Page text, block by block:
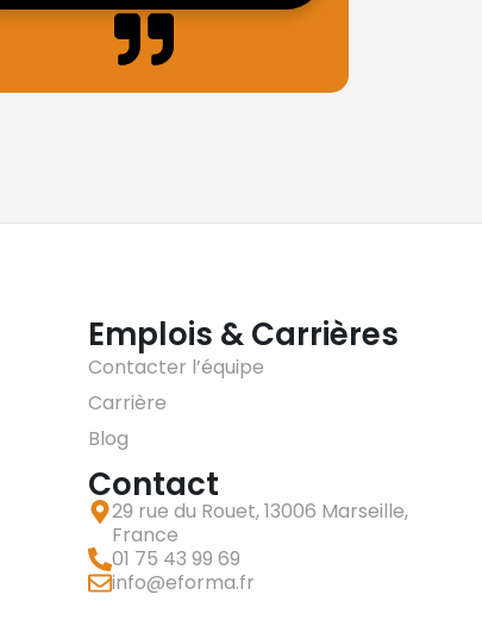
Emplois & Carrières
Contacter l’équipe
Carrière
Blog
Contact
29 rue du Rouet, 13006 Marseille,
France
01 75 43 99 69
info@eforma.fr